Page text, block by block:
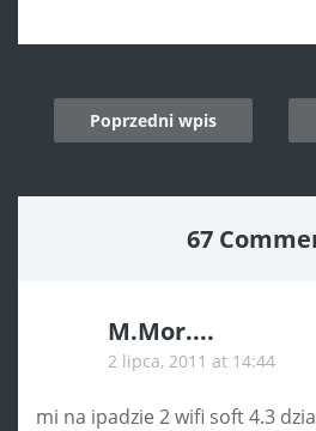
Post
navigation
Poprzedni wpis
67
M.Mor....
2 lipca, 2011 at 14:44
mi na ipadzie 2 wifi soft 4.3